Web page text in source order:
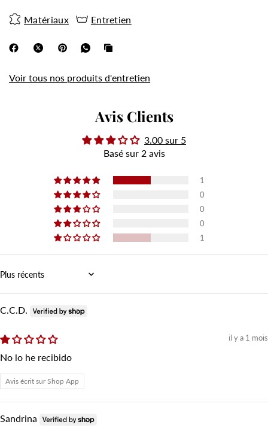
Matériaux Entretien
Voir tous nos produits d'entretien
Avis Clients
3.00 sur 5
Basé sur 2 avis
1
0
0
0
1
Sort by
C.C.D.
il y a 1 mois
No lo he recibido
Avis écrit sur Shop App
Sandrina